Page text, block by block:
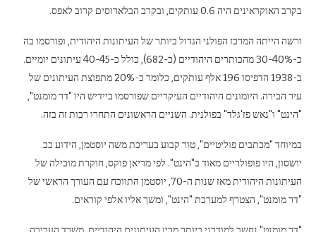
בקרב האוקראינים היה 0.6 עותקים, ובקרב הבלארוסים קרוב לאפס.
ורשה הייתה המרכז הפולני הגדול ביותר של העיתונות היהודית, ופורסמו בה
כ-30-40% מהכותרים היהודיים (כ-682), כולל כ-40-45 עיתונים יומיים.
ב-1938 הדפיסו 196 אלף עותקים, כלומר כ-20% מתפוצת העיתונים של
עיר הבירה. היומונים היהודיים העיקריים שפורסמו ביידיש היו "דר מומנט",
"הינט" ו"נאש פז'גלד" בפולנית. השניים הראשונים התחרו רבות זה בזה.
במיוחד "מכתבים פוליטיים", טור קבוע בעריכת משה יוסטמן, הידוע כב.
יושסון, היו פופולריים מאוד ב"הינט". לפי מריאן פוקס, חוקרת מובילה של
העיתונות היהודית מאז שנות ה-70, יוסטמן התווכח עם העורך הראשי של
"דר מומנט", הצטרף למערכת "הינט", ומשך אליו אלפי קוראים.